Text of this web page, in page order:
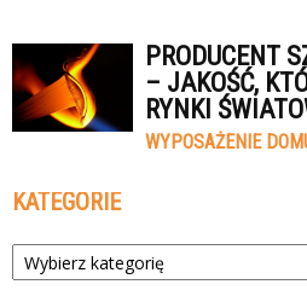
PRODUCENT
– JAKOŚĆ,
RYNKI
WYPOSAŻENIE
KATEGORIE
Kategorie